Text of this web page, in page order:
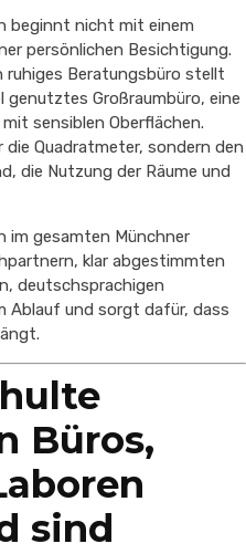
beginnt nicht mit einem
persönlichen Besichtigung.
ruhiges Beratungsbüro stellt
genutztes Großraumbüro, eine
sensiblen Oberflächen.
Quadratmeter, sondern den
die Nutzung der Räume und
im gesamten Münchner
klar abgestimmten
deutschsprachigen
Ablauf und sorgt dafür, dass
Büros,
sind